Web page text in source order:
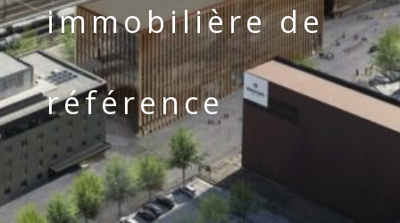
immobilière de
référence